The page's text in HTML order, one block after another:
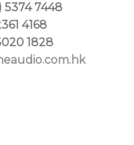
5374 7448
4168
1828